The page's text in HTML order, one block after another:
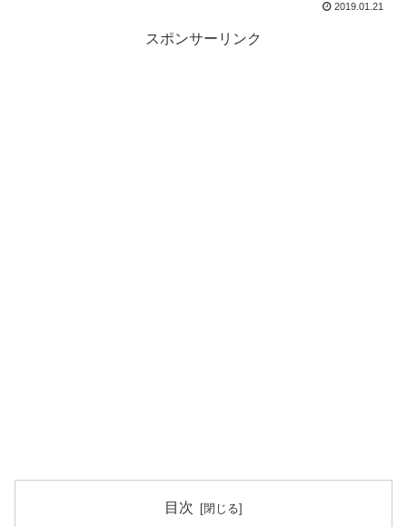
2019.01.21
スポンサーリンク
目次